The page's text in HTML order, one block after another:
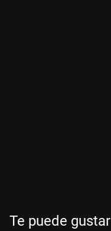
Te puede gustar